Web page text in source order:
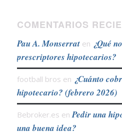
COMENTARIOS
Pau A. Monserraten ¿Qué
prescriptores hipotecarios?
football bros en ¿Cuánto
hipotecario? (febrero 2026)
Bebroker.es enPedir una
una buena idea?